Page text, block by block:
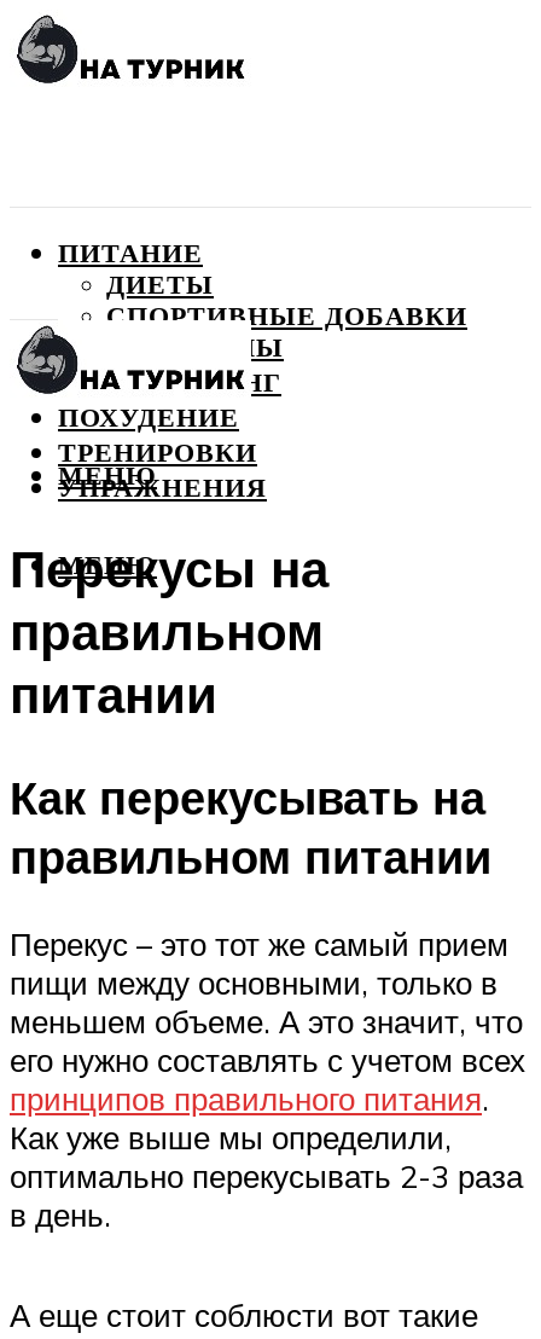
ПИТАНИЕ
ДИЕТЫ
СПОРТИВНЫЕ ДОБАВКИ
ВИТАМИНЫ
БОДИБИЛДИНГ
ПОХУДЕНИЕ
ТРЕНИРОВКИ
УПРАЖНЕНИЯ
МЕНЮ
МЕНЮ
Перекусы на
правильном
питании
Как перекусывать на
правильном питании
Перекус – это тот же самый прием
пищи между основными, только в
меньшем объеме. А это значит, что
его нужно составлять с учетом всех
принципов правильного питания.
Как уже выше мы определили,
оптимально перекусывать 2-3 раза
в день.
А еще стоит соблюсти вот такие